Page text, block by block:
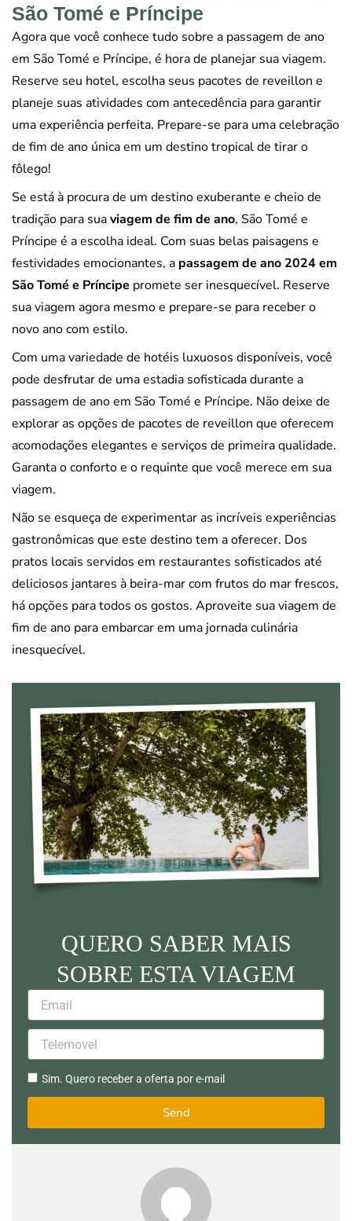
São Tomé e Príncipe
Agora que você conhece tudo sobre a passagem de ano
em São Tomé e Príncipe, é hora de planejar sua viagem.
Reserve seu hotel, escolha seus pacotes de reveillon e
planeje suas atividades com antecedência para garantir
uma experiência perfeita. Prepare-se para uma celebração
de fim de ano única em um destino tropical de tirar o
fôlego!
Se está à procura de um destino exuberante e cheio de
tradição para suaviagem de fim de ano, São Tomé e
Príncipe é a escolha ideal. Com suas belas paisagens e
festividades emocionantes, a passagem de ano 2024 em
São Tomé e Príncipe promete ser inesquecível. Reserve
sua viagem agora mesmo e prepare-se para receber o
novo ano com estilo.
Com uma variedade de hotéis luxuosos disponíveis, você
pode desfrutar de uma estadia sofisticada durante a
passagem de ano em São Tomé e Príncipe. Não deixe de
explorar as opções de pacotes de reveillon que oferecem
acomodações elegantes e serviços de primeira qualidade.
Garanta o conforto e o requinte que você merece em sua
viagem.
Não se esqueça de experimentar as incríveis experiências
gastronômicas que este destino tem a oferecer. Dos
pratos locais servidos em restaurantes sofisticados até
deliciosos jantares à beira-mar com frutos do mar frescos,
há opções para todos os gostos. Aproveite sua viagem de
fim de ano para embarcar em uma jornada culinária
inesquecível.
QUERO SABER MAIS
SOBRE ESTA VIAGEM
Email
Telemovel
Sim.Sim. Quero receber a oferta por e-mail
Send